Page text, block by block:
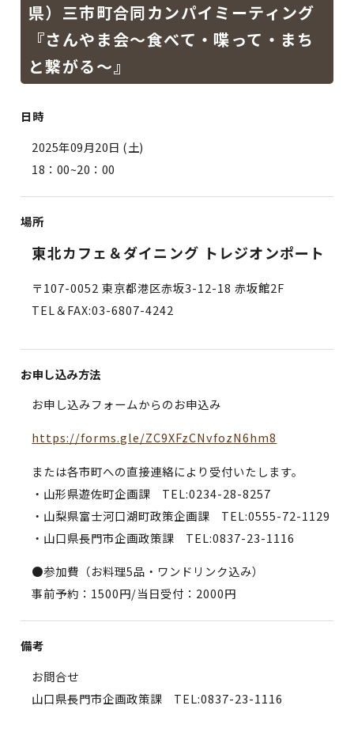
県）三市町合同カンパイミーティング
『さんやま会～食べて・喋って・まち
と繋がる～』
日時
2025年09月20日 (土)
18：00~20：00
場所
東北カフェ＆ダイニング トレジオンポート
〒107-0052 東京都港区赤坂3-12-18 赤坂館2F
TEL＆FAX:03-6807-4242
お申し込み方法
お申し込みフォームからのお申込み
https://forms.gle/ZC9XFzCNvfozN6hm8​
または各市町への直接連絡により受付いたします。
・山形県遊佐町企画課 TEL:0234-28-8257
・山梨県富士河口湖町政策企画課 TEL:0555-72-1129
・山口県長門市企画政策課 TEL:0837-23-1116
●参加費（お料理5品・ワンドリンク込み）
事前予約：1500円/当日受付：2000円
備考
お問合せ
山口県長門市企画政策課 TEL:0837-23-1116